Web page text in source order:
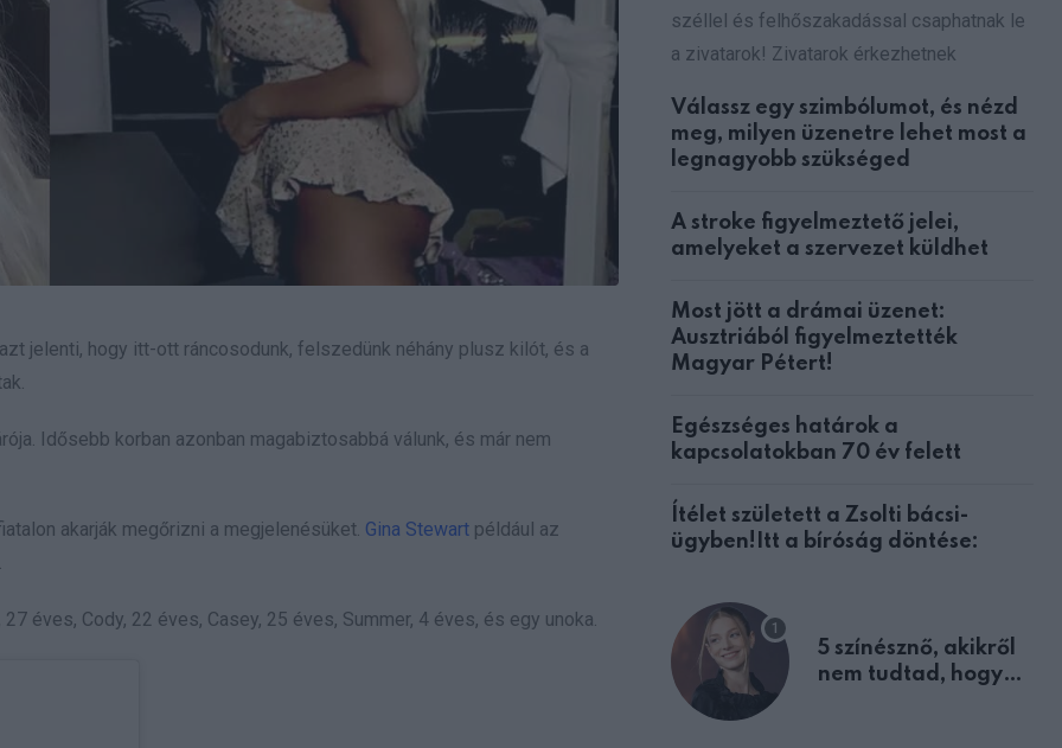
jelenti, hogy itt-ott ráncosodunk, felszedünk néhány plusz kilót, és a
Idősebb korban azonban magabiztosabbá válunk, és már nem
akarják megőrizni a megjelenésüket. Gina Stewart például az
éves, Cody, 22 éves, Casey, 25 éves, Summer, 4 éves, és egy unoka.
széllel és felhőszakadással csaphatnak le
a zivatarok! Zivatarok érkezhetnek
Válassz egy szimbólumot, és nézd
meg, milyen üzenetre lehet most a
legnagyobb szükséged
A stroke figyelmeztető jelei,
amelyeket a szervezet küldhet
Most jött a drámai üzenet:
Ausztriából figyelmeztették
Magyar Pétert!
Egészséges határok a
kapcsolatokban 70 év felett
Ítélet született a Zsolti bácsi-
ügyben!Itt a bíróság döntése:
5 színésznő, akikről
nem tudtad, hogy